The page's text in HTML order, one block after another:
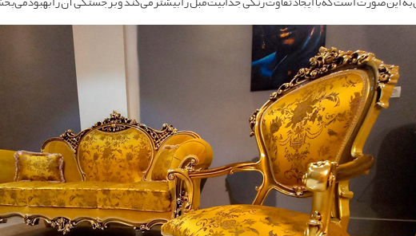
این صورت است که با ایجاد تفاوت رنگی جذابیت مبل را بیشتر می‌کند و برجستگی آن را بهبود